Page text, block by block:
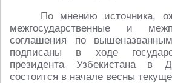
По мнению источника,
межгосударственные и
соглашения по
подписаны в ходе
президента Узбекистана в
состоится в начале весны